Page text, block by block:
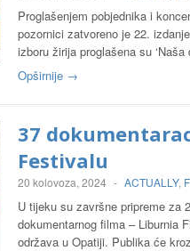
Proglašenjem pobjednika i
pozornici zatvoreno je 22.
izboru žirija proglašena su
Opširnije →
37
Festivalu
20 kolovoza, 2024 - ACTUALLY,
U tijeku su završne pripreme za
dokumentarnog filma – Liburnia
održava u Opatiji. Publika će